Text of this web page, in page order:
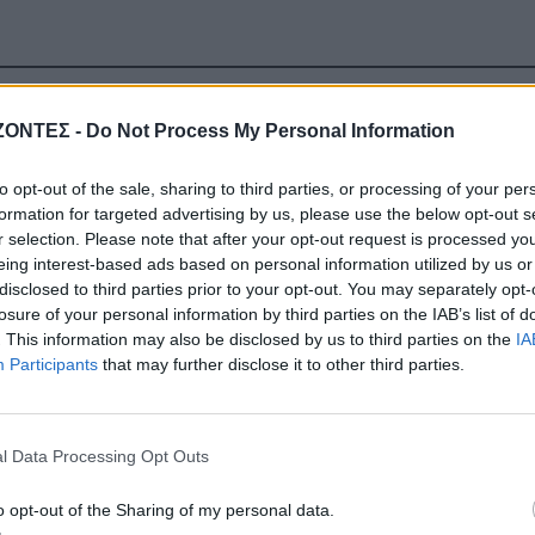
- Do Not Process My Personal Information
opt-out of the sale, sharing to third parties, or processing of your
for targeted advertising by us, please use the below opt-out
selection. Please note that after your opt-out request is processed
interest-based ads based on personal information utilized by us
to third parties prior to your opt-out. You may separately
of your personal information by third parties on the IAB’s list of
This information may also be disclosed by us to third parties on the
Participants that may further disclose it to other third parties.
Data Processing Opt Outs
opt-out of the Sharing of my personal data.
ΔΉΜΟΣ ΚΙΣΆΜΟΥ
του ΕΛΑΣ στο
Κατσοματάδο
5 Αυγούστου 2026
Κρήτη: Ο καιρός της
Πέμπτης 6 Αυγούστου
5 Αυγούστου 2026